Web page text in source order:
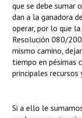
que se debe sumar
dan a la ganadora
operar, por lo que
Resolución 080/
mismo camino,
tiempo en pésimas
principales
Si a ello le